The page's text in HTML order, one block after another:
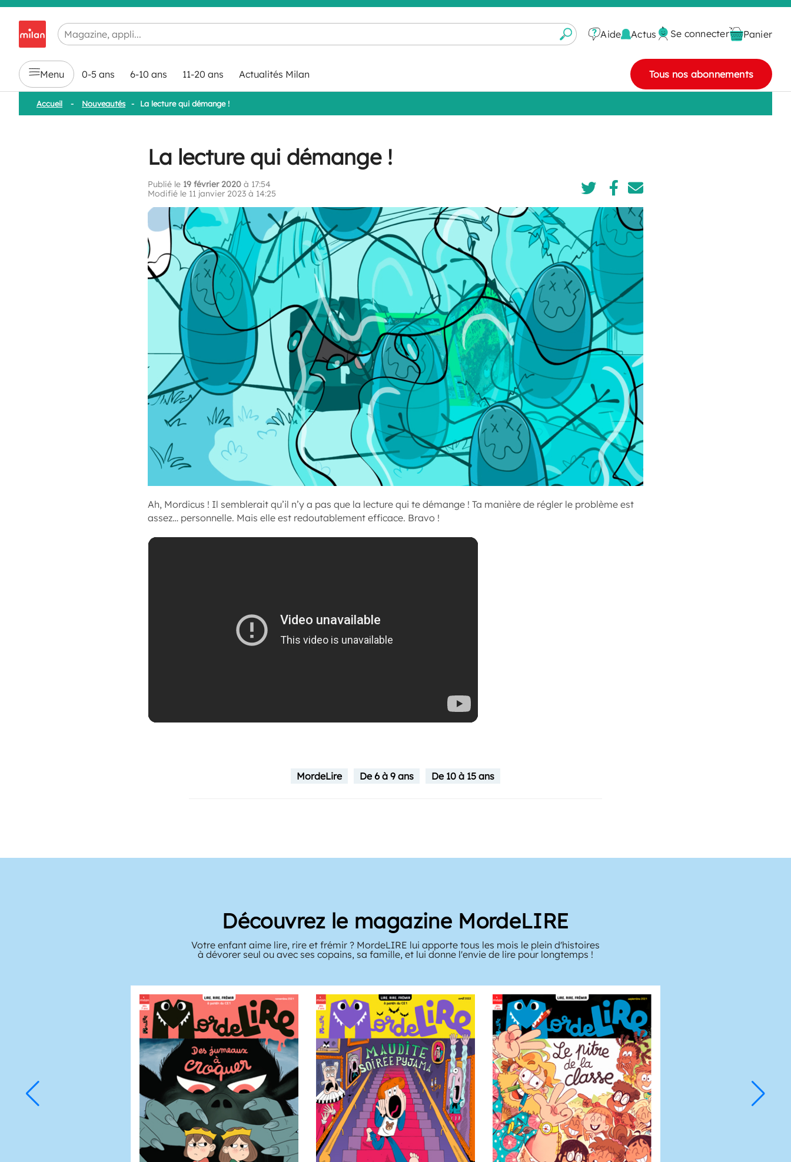
Chargement en cours...
Aide Actus Se connecter Panier
Menu 0-5 ans 6-10 ans 11-20 ans Actualités Milan Tous nos abonnements
Accueil - Nouveautés - La lecture qui démange !
La lecture qui démange !
Publié le 19 février 2020 à 17:54
Modifié le 11 janvier 2023 à 14:25
Ah, Mordicus ! Il semblerait qu’il n’y a pas que la lecture qui te démange ! Ta manière de régler le problème est
assez… personnelle. Mais elle est redoutablement efficace. Bravo !
MordeLire De 6 à 9 ans De 10 à 15 ans
Découvrez le magazine MordeLIRE
Votre enfant aime lire, rire et frémir ? MordeLIRE lui apporte tous les mois le plein d'histoires
à dévorer seul ou avec ses copains, sa famille, et lui donne l'envie de lire pour longtemps !